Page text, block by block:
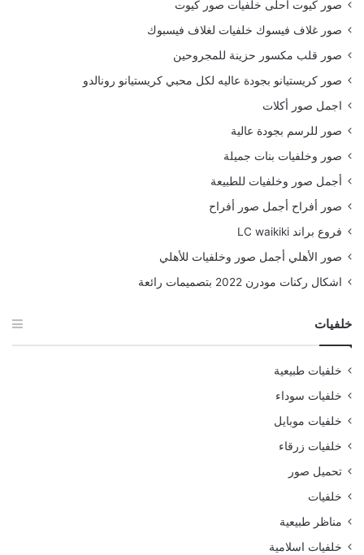
صور كيوت احلى خلفيات صور كيوت
صور غلاف فيسوك خلفيات لغلاف فيسبوك
صور قلب مكسور حزينة للمجروحين
صور كريستيانو بجودة عاليه لكل محبي كريستيانو رونالدو
اجمل صور أكلات
صور للرسم بجودة عالية
صور وخلفيات بنات جميلة
أجمل صور وخلفيات للطبيعة
صور أفراح أجمل صور أفراح
فروع براند LC waikiki
صور الأهلي أجمل صور وخلفيات للأهلي
اشكال ركنات مودرن 2022 بتصميمات رائعة
خلفيات
خلفيات طبيعية
خلفيات سوداء
خلفيات موبايل
خلفيات زرقاء
تحميل صور
خلفيات
مناظر طبيعية
خلفيات اسلامية